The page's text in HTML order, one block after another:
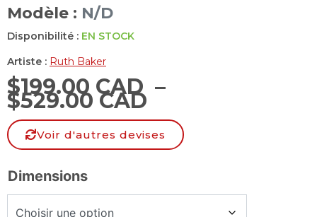
Modèle : N/D
Disponibilité : EN STOCK
Artiste : Ruth Baker
$199.00 CAD –
$529.00 CAD
Voir d'autres devises
Dimensions